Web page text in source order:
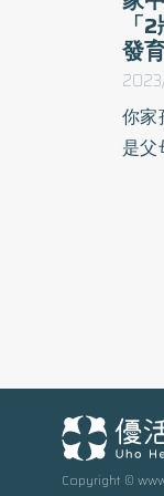
「
發
你家
是父
Copyright ©